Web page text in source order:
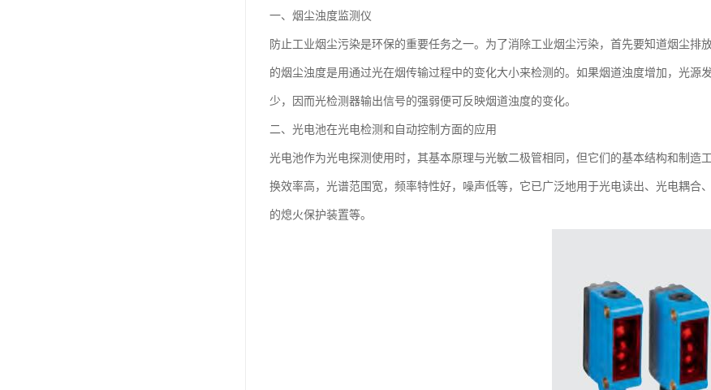
一、烟尘浊度监测仪
防止工业烟尘污染是环保的重要任务之一。为了消除工业烟尘污染，首先要知道烟尘排
的烟尘浊度是用通过光在烟传输过程中的变化大小来检测的。如果烟道浊度增加，光源
少，因而光检测器输出信号的强弱便可反映烟道浊度的变化。
二、光电池在光电检测和自动控制方面的应用
光电池作为光电探测使用时，其基本原理与光敏二极管相同，但它们的基本结构和制造
换效率高，光谱范围宽，频率特性好，噪声低等，它已广泛地用于光电读出、光电耦合
的熄火保护装置等。